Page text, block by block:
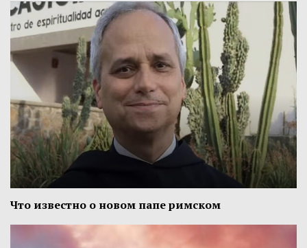
Что известно о новом папе римском